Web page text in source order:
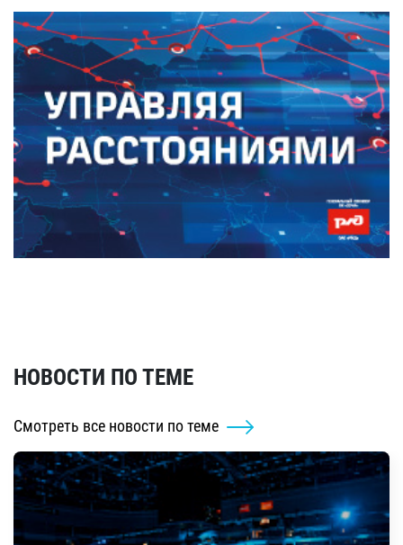
НОВОСТИ ПО ТЕМЕ
Смотреть все новости по теме